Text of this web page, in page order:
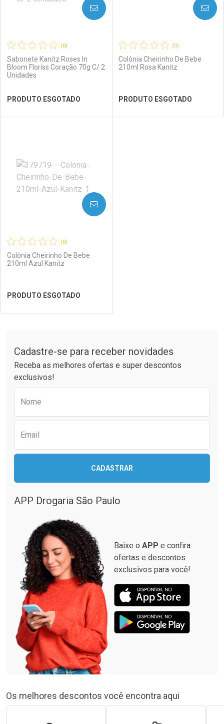
Ver Desconto Convênio Ver Desconto Convênio
(0)
Sabonete Kanitz Roses In
Bloom Floriss Coração 70g C/ 2
Unidades
PRODUTO ESGOTADO
AVISE-ME
Laboratório
Ver Desconto Convênio
Por Menos
(0)
Colônia Cheirinho De Bebe
210ml Rosa Kanitz
PRODUTO ESGOTADO
AVISE-ME
(0)
Colônia Cheirinho De Bebe
210ml Azul Kanitz
PRODUTO ESGOTADO
AVISE-ME
Laboratório
Por Menos
Cadastre-se para receber novidades
Receba as melhores ofertas e super descontos
exclusivos!
Nome
Email
CADASTRAR
APP Drogaria São Paulo
Baixe o APP e confira
ofertas e descontos
exclusivos para você!
Os melhores descontos você encontra aqui